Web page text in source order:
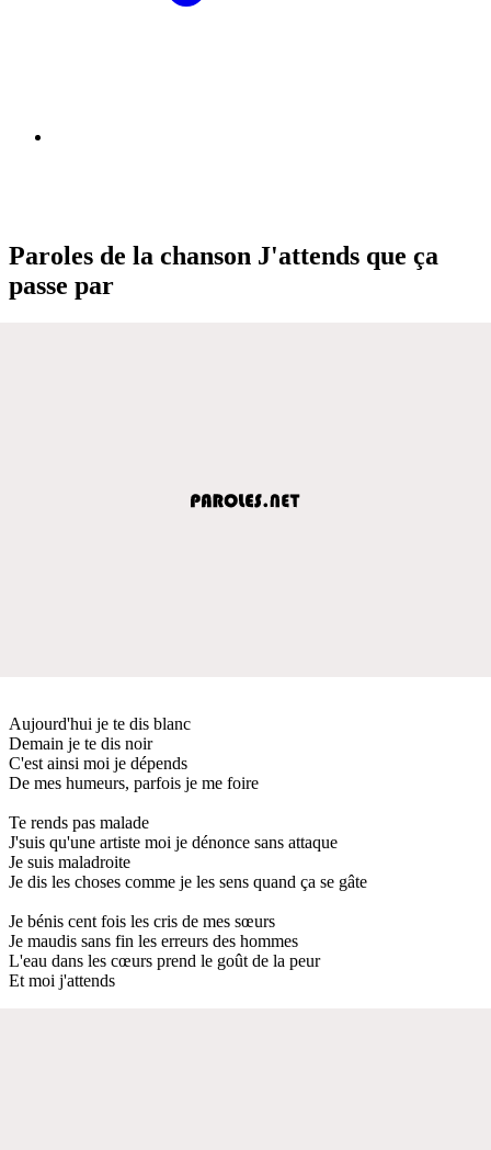
Paroles de la chanson J'attends que ça
passe par
Aujourd'hui je te dis blanc
Demain je te dis noir
C'est ainsi moi je dépends
De mes humeurs, parfois je me foire
Te rends pas malade
J'suis qu'une artiste moi je dénonce sans attaque
Je suis maladroite
Je dis les choses comme je les sens quand ça se gâte
Je bénis cent fois les cris de mes sœurs
Je maudis sans fin les erreurs des hommes
L'eau dans les cœurs prend le goût de la peur
Et moi j'attends